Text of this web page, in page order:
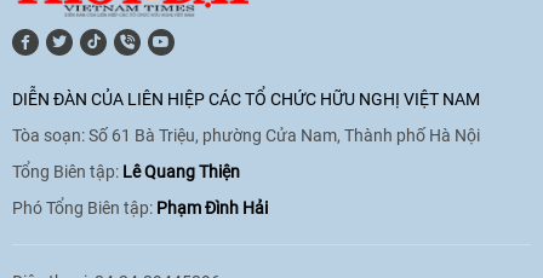
hòa bình, hữu nghị giữa các dân tộc"
cho Đại sứ Hungary tại Việt Nam
17:25| 13/06/2026
DIỄN ĐÀN CỦA LIÊN HIỆP CÁC TỔ CHỨC HỮU NGHỊ VIỆT NAM
Tòa soạn: Số 61 Bà Triệu, phường Cửa Nam, Thành phố Hà Nội
Tổng Biên tập: Lê Quang Thiện
Phó Tổng Biên tập: Phạm Đình Hải